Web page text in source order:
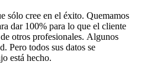
sólo cree en el éxito. Quemamos
dar 100% para lo que el cliente
otros profesionales. Algunos
Pero todos sus datos se
está hecho.